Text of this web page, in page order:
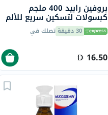
بروفين رابيد 400 ملجم
كبسولات لتسكين سريع للألم
حزمة من 20
30 دقيقة تصلك في
16.50